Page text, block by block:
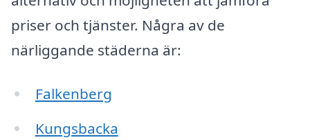
priser och tjänster. Några av de
närliggande städerna är:
Falkenberg
Kungsbacka